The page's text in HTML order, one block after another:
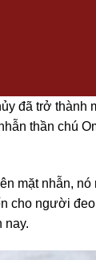
đã trở
thần chú
mặt nhẫn,
cho người
nay.